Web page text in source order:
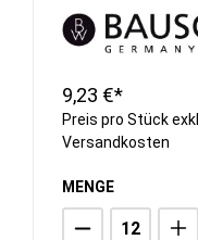
9,23 €*
Preis pro Stück
Versandkosten
MENGE